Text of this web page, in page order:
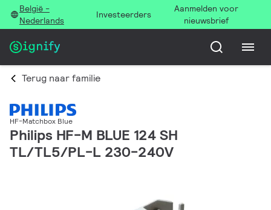
België -
Nederlands
Investeerders
Aanmelden voor
nieuwsbrief
Terug naar familie
HF-Matchbox Blue
Philips HF-M BLUE 124 SH
TL/TL5/PL-L 230-240V